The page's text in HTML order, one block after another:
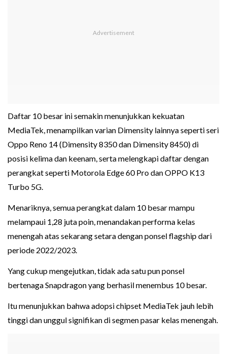
Daftar 10 besar ini semakin menunjukkan kekuatan
MediaTek, menampilkan varian Dimensity lainnya seperti seri
Oppo Reno 14 (Dimensity 8350 dan Dimensity 8450) di
posisi kelima dan keenam, serta melengkapi daftar dengan
perangkat seperti Motorola Edge 60 Pro dan OPPO K13
Turbo 5G.
Menariknya, semua perangkat dalam 10 besar mampu
melampaui 1,28 juta poin, menandakan performa kelas
menengah atas sekarang setara dengan ponsel flagship dari
periode 2022/2023.
Yang cukup mengejutkan, tidak ada satu pun ponsel
bertenaga Snapdragon yang berhasil menembus 10 besar.
Itu menunjukkan bahwa adopsi chipset MediaTek jauh lebih
tinggi dan unggul signifikan di segmen pasar kelas menengah.